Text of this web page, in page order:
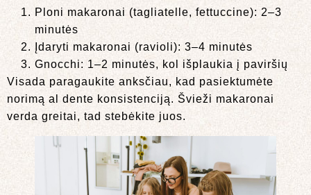
Ploni makaronai (tagliatelle, fettuccine): 2–3
minutės
Įdaryti makaronai (ravioli): 3–4 minutės
Gnocchi: 1–2 minutės, kol išplaukia į paviršių
Visada paragaukite anksčiau, kad pasiektumėte
norimą al dente konsistenciją. Švieži makaronai
verda greitai, tad stebėkite juos.